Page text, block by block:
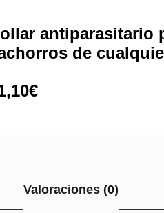
antiparasitario
de
€
Valoraciones (0)